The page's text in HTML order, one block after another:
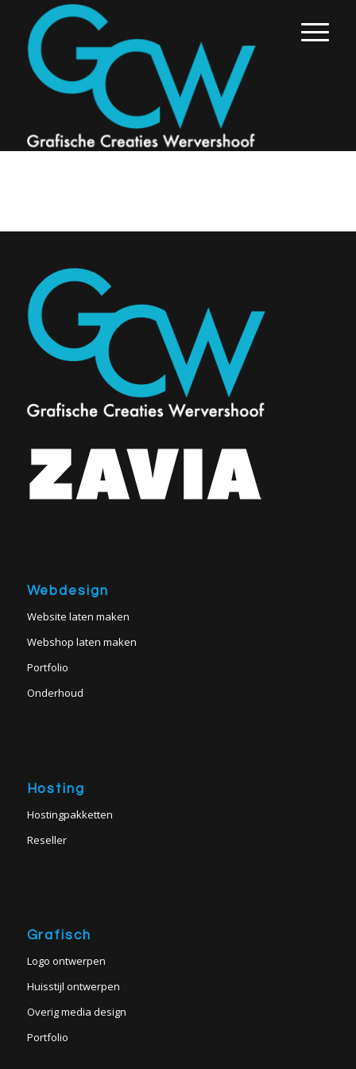
Webdesign
Website laten maken
Webshop laten maken
Portfolio
Onderhoud
Hosting
Hostingpakketten
Reseller
Grafisch
Logo ontwerpen
Huisstijl ontwerpen
Overig media design
Portfolio